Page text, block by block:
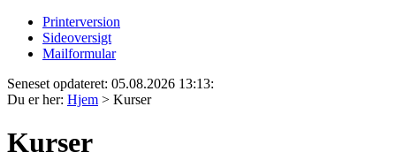
Printerversion
Sideoversigt
Mailformular
Seneset opdateret: 05.08.2026 13:13:
Du er her: Hjem > Kurser
Kurser